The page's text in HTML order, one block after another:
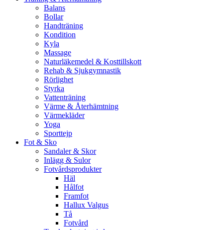
Balans
Bollar
Handträning
Kondition
Kyla
Massage
Naturläkemedel & Kosttillskott
Rehab & Sjukgymnastik
Rörlighet
Styrka
Vattenträning
Värme & Återhämtning
Värmekläder
Yoga
Sporttejp
Fot & Sko
Sandaler & Skor
Inlägg & Sulor
Fotvårdsprodukter
Häl
Hålfot
Framfot
Hallux Valgus
Tå
Fotvård